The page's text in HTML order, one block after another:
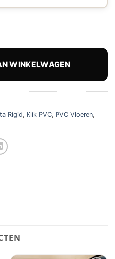
WINKELWAGEN
Rigid, Klik PVC, PVC Vloeren,